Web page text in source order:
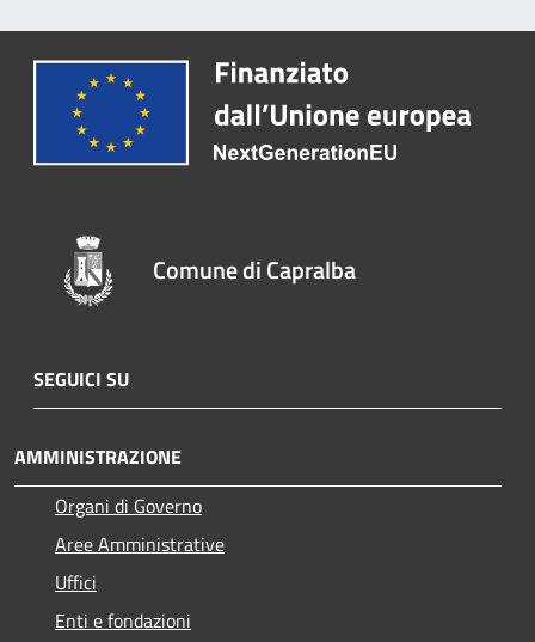
Comune di Capralba
SEGUICI SU
AMMINISTRAZIONE
Organi di Governo
Aree Amministrative
Uffici
Enti e fondazioni